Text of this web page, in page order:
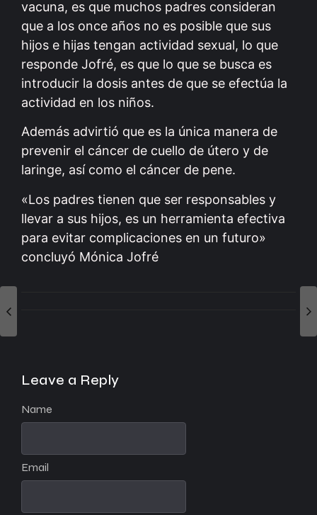
vacuna, es que muchos padres consideran
que a los once años no es posible que sus
hijos e hijas tengan actividad sexual, lo que
responde Jofré, es que lo que se busca es
introducir la dosis antes de que se efectúa la
actividad en los niños.
Además advirtió que es la única manera de
prevenir el cáncer de cuello de útero y de
laringe, así como el cáncer de pene.
«Los padres tienen que ser responsables y
llevar a sus hijos, es un herramienta efectiva
para evitar complicaciones en un futuro»
concluyó Mónica Jofré
Leave a Reply
Name
Email